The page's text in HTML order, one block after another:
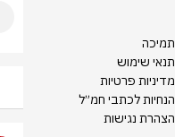
תמיכה
תנאי שימוש
מדיניות פרטיות
הנחיות לכתבי חמ״ל
הצהרת נגישות